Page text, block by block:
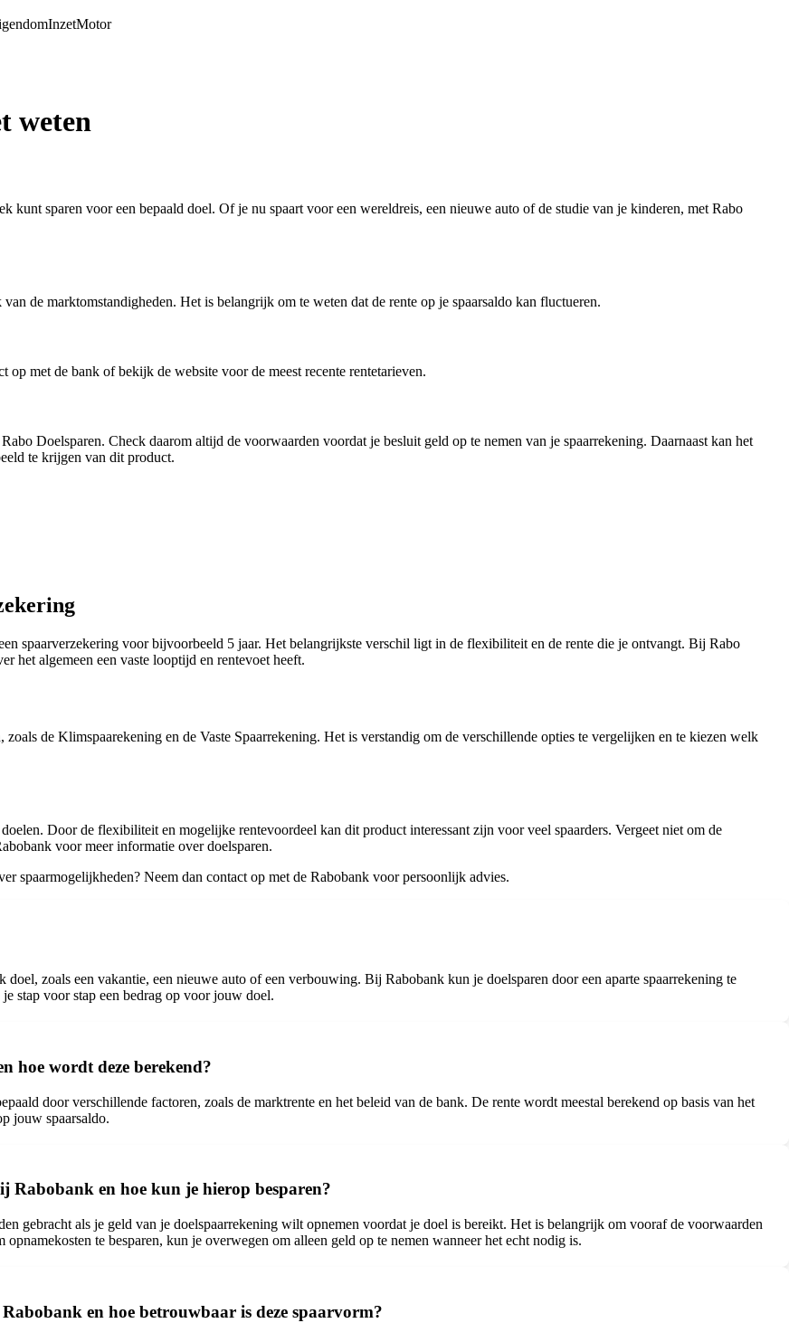
InzetMotor
weten
kunt sparen voor een bepaald doel. Of je nu spaart voor een wereldreis, een nieuwe auto of de studie van je kinderen, met Rabo
de marktomstandigheden. Het is belangrijk om te weten dat de rente op je spaarsaldo kan fluctueren.
met de bank of bekijk de website voor de meest recente rentetarieven.
Doelsparen. Check daarom altijd de voorwaarden voordat je besluit geld op te nemen van je spaarrekening. Daarnaast kan het
te krijgen van dit product.
spaarverzekering voor bijvoorbeeld 5 jaar. Het belangrijkste verschil ligt in de flexibiliteit en de rente die je ontvangt. Bij Rabo
het algemeen een vaste looptijd en rentevoet heeft.
de Klimspaarekening en de Vaste Spaarrekening. Het is verstandig om de verschillende opties te vergelijken en te kiezen welk
Door de flexibiliteit en mogelijke rentevoordeel kan dit product interessant zijn voor veel spaarders. Vergeet niet om de
voor meer informatie over doelsparen.
spaarmogelijkheden? Neem dan contact op met de Rabobank voor persoonlijk advies.
zoals een vakantie, een nieuwe auto of een verbouwing. Bij Rabobank kun je doelsparen door een aparte spaarrekening te
stap voor stap een bedrag op voor jouw doel.
hoe wordt deze berekend?
door verschillende factoren, zoals de marktrente en het beleid van de bank. De rente wordt meestal berekend op basis van het
jouw spaarsaldo.
Rabobank en hoe kun je hierop besparen?
gebracht als je geld van je doelspaarrekening wilt opnemen voordat je doel is bereikt. Het is belangrijk om vooraf de voorwaarden
te besparen, kun je overwegen om alleen geld op te nemen wanneer het echt nodig is.
en hoe betrouwbaar is deze spaarvorm?